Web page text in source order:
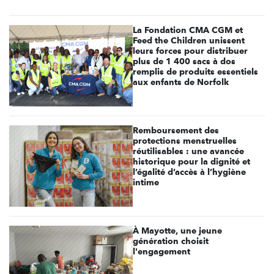
La Fondation CMA CGM et
Feed the Children unissent
leurs forces pour distribuer
plus de 1 400 sacs à dos
remplis de produits essentiels
aux enfants de Norfolk
Remboursement des
protections menstruelles
réutilisables : une avancée
historique pour la dignité et
l’égalité d’accès à l’hygiène
intime
À Mayotte, une jeune
génération choisit
l'engagement